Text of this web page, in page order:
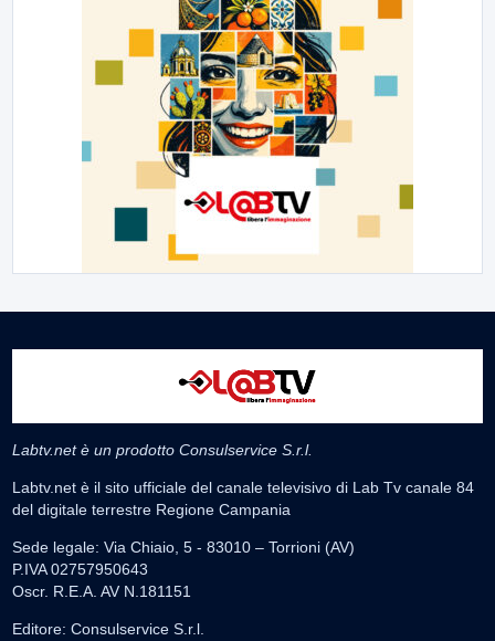
Labtv.net è un prodotto Consulservice S.r.l.
Labtv.net è il sito ufficiale del canale televisivo di Lab Tv canale 84
del digitale terrestre Regione Campania
Sede legale: Via Chiaio, 5 - 83010 – Torrioni (AV)
P.IVA 02757950643
Oscr. R.E.A. AV N.181151
Editore: Consulservice S.r.l.